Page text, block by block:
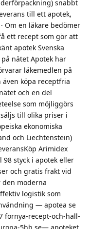
snabbt
till ett apotek,
Om en läkare bedömer
ett recept som gör att
apotek Svenska
nätet Apotek har
läkemedlen på
köpa receptfria
och en del
som möjliggörs
till olika priser i
ekonomiska
och Liechtenstein)
Arimidex
styck i apotek eller
och gratis frakt vid
moderna
logistik som
— apotea se
fornya-recept-och-hall-